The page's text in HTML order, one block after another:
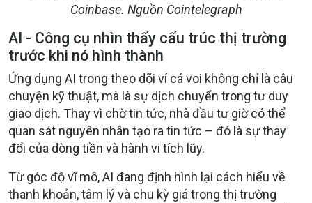
Coinbase. Nguồn Cointelegraph
AI - Công cụ nhìn thấy cấu trúc thị trường
trước khi nó hình thành
Ứng dụng AI trong theo dõi ví cá voi không chỉ là câu
chuyện kỹ thuật, mà là sự dịch chuyển trong tư duy
giao dịch. Thay vì chờ tin tức, nhà đầu tư giờ có thể
quan sát nguyên nhân tạo ra tin tức – đó là sự thay
đổi của dòng tiền và hành vi tích lũy.
Từ góc độ vĩ mô, AI đang định hình lại cách hiểu về
thanh khoản, tâm lý và chu kỳ giá trong thị trường